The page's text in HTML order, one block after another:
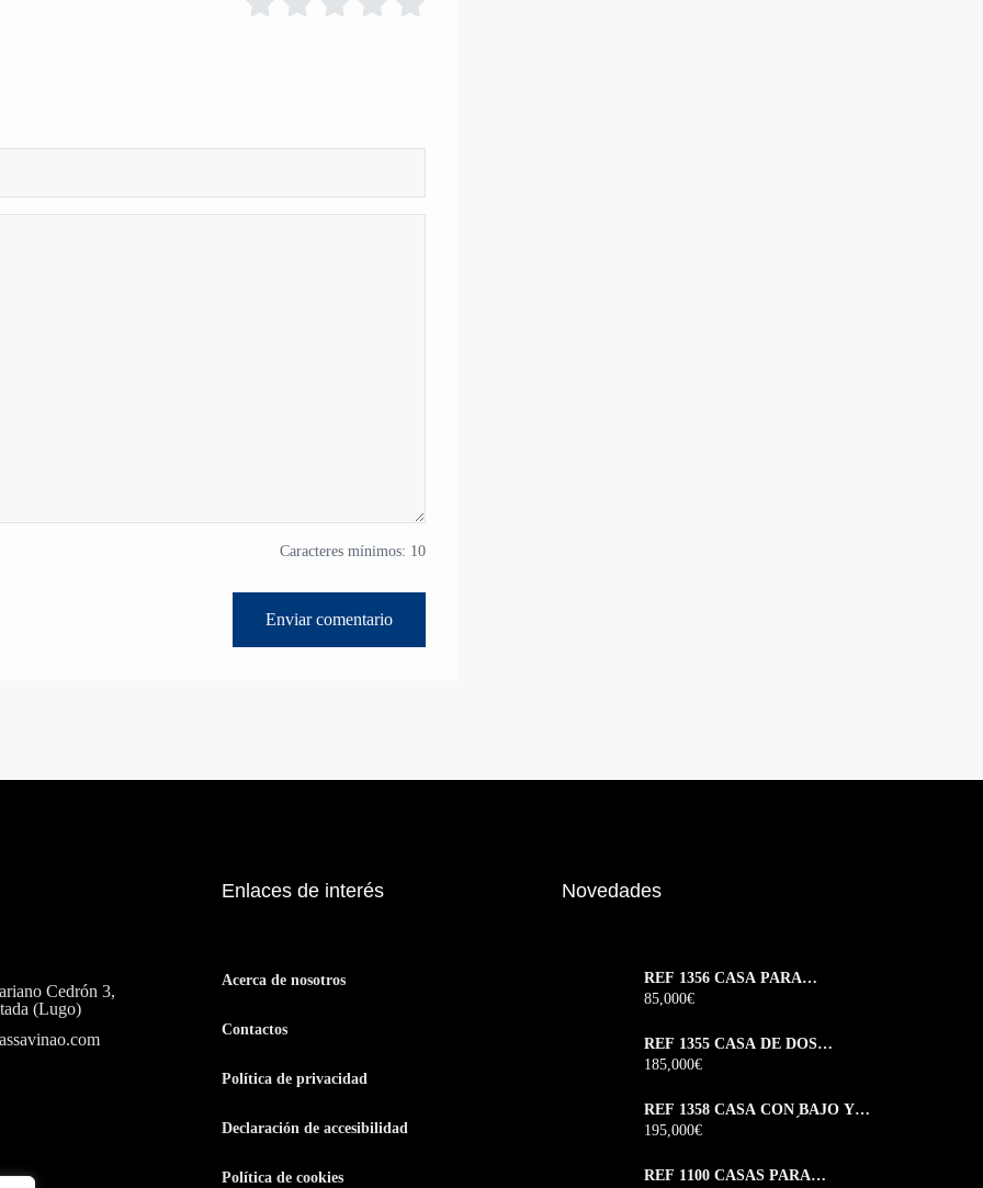
Caracteres mínimos: 10
Enviar comentario
Cedrón 3,
(Lugo)
Enlaces de interés
Acerca de nosotros
Contactos
Política de privacidad
Declaración de accesibilidad
Política de cookies
Novedades
REF 1356 CASA PARA
REFORMAR EN CALLE JUAN
MONTES
85,000€
REF 1355 CASA DE DOS
PLANTAS EN MONFORTE DE
LEMOS
185,000€
REF 1358 CASA CON BAJO Y
DOS PLANTAS EN RÚA
VEIGUIÑA MONFORTE DE
195,000€
REF 1100 CASAS PARA